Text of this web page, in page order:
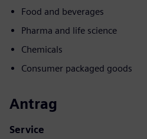
Food and beverages
Pharma and life science
Chemicals
Consumer packaged goods
Antrag
Service